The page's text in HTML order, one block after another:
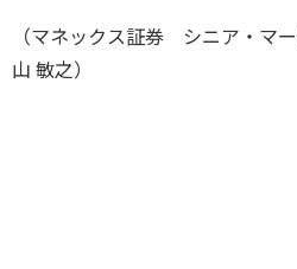
（マネックス証券 シニア・マ
山 敏之）